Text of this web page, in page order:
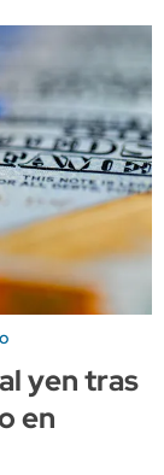
yen tras
en